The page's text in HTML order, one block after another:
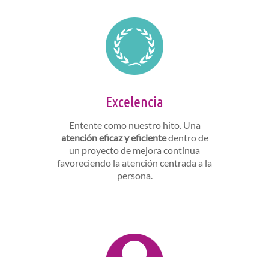
Excelencia
Entente como nuestro hito. Una
atención eficaz y eficientedentro de
un proyecto de mejora continua
favoreciendo la atención centrada a la
persona.